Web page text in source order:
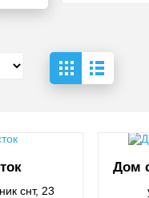
снт, 23
Дом